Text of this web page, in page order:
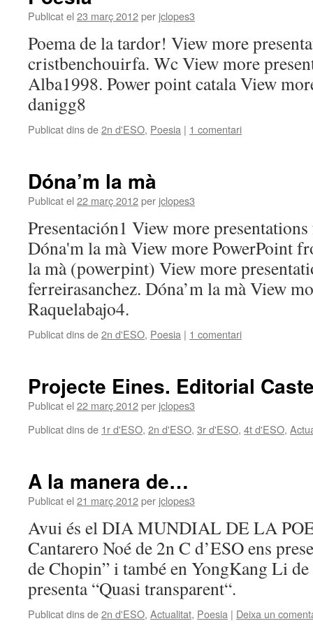
Publicat el 23 març 2012per jclopes3
Poema de la tardor! View more
cristbenchouirfa. Wc View more
Alba1998. Power point catala View
danigg8
Publicat dins de2n d'ESO, Poesia | 1 comentari
Dóna’m la mà
Publicat el 22 març 2012per jclopes3
Presentación1 View more
Dóna'm la mà View more PowerPoint
la mà (powerpint) View more
ferreirasanchez. Dóna’m la mà View
Raquelabajo4.
Publicat dins de2n d'ESO, Poesia | 1 comentari
Projecte Eines. Editorial
Publicat el 22 març 2012per jclopes3
Publicat dins de 1r d'ESO, 2n d'ESO, 3r d'ESO, 4t d'ESO,
A la manera de…
Publicat el 21 març 2012per jclopes3
Avui és el DIA MUNDIAL DE LA
Cantarero Noé de 2n C d’ESO ens
de Chopin” i també en YongKang Li de
presenta “Quasi transparent“.
Publicat dins de2n d'ESO, Actualitat, Poesia | Deixa un